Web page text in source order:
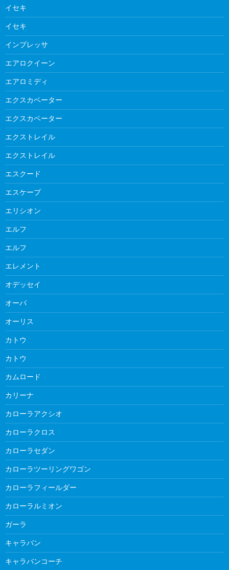
イセキ
イセキ
インプレッサ
エアロクイーン
エアロミディ
エクスカベーター
エクスカベーター
エクストレイル
エクストレイル
エスクード
エスケープ
エリシオン
エルフ
エルフ
エレメント
オデッセイ
オーパ
オーリス
カトウ
カトウ
カムロード
カリーナ
カローラアクシオ
カローラクロス
カローラセダン
カローラツーリングワゴン
カローラフィールダー
カローラルミオン
ガーラ
キャラバン
キャラバンコーチ